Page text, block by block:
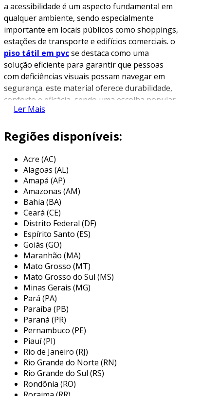
a acessibilidade é um aspecto fundamental em
qualquer ambiente, sendo especialmente
importante em locais públicos como shoppings,
estações de transporte e edifícios comerciais. o
piso tátil em pvcse destaca como uma
solução eficiente para garantir que pessoas
com deficiências visuais possam navegar em
segurança. este material oferece durabilidade,
conforto e eficácia, sendo uma escolha popular
em vários projetos.
o que é o piso tátil em pvc?
geralmente em placas, que apresenta
elementos táteis e visuais. esses elementos
ajudam na orientação de pessoas com
dificuldades de visão. as texturas e os padrões
têm a função de indicar perigos, mudanças de
direção ou áreas específicas, aumentando a
segurança e autonomia do usuário.
benefícios do piso tátil em pvc
a escolha do piso tátil em pvc traz uma série de
benefícios significativos. entre os principais,
podemos destacar:
durabilidade
resistente e de longa vida útil, ideal para
áreas de alto tráfego.
conforto: este tipo de piso é macio e
proporciona uma experiência mais
confortável ao caminhar.
facilidade de manutenção
Ler Mais
Regiões disponíveis:
Acre (AC)
Alagoas (AL)
Amapá (AP)
Amazonas (AM)
Bahia (BA)
Ceará (CE)
Distrito Federal (DF)
Espírito Santo (ES)
Goiás (GO)
Maranhão (MA)
Mato Grosso (MT)
Mato Grosso do Sul (MS)
Minas Gerais (MG)
Pará (PA)
Paraíba (PB)
Paraná (PR)
Pernambuco (PE)
Piauí (PI)
Rio de Janeiro (RJ)
Rio Grande do Norte (RN)
Rio Grande do Sul (RS)
Rondônia (RO)